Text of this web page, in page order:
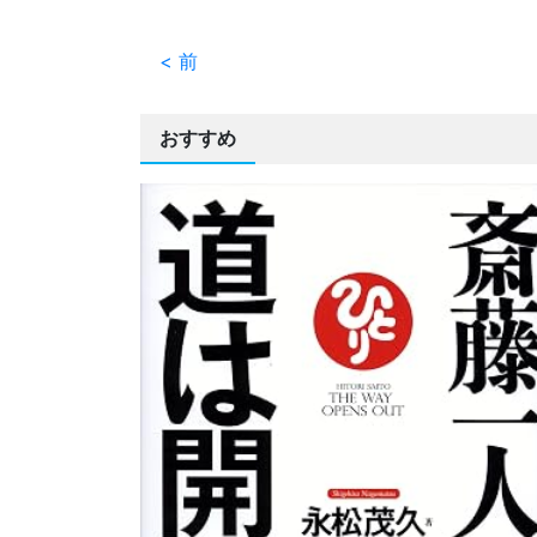
< 前
おすすめ